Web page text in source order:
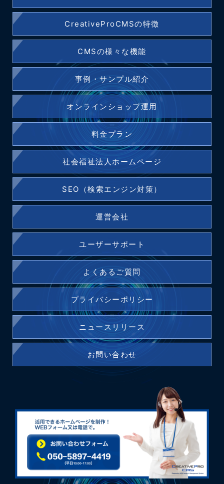
CreativeProCMSの特徴
CMSの様々な機能
事例・サンプル紹介
オンラインショップ運用
料金プラン
社会福祉法人ホームページ
SEO（検索エンジン対策）
運営会社
ユーザーサポート
よくあるご質問
プライバシーポリシー
ニュースリリース
お問い合わせ